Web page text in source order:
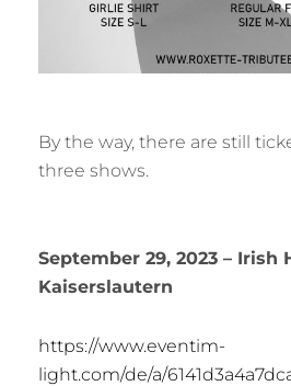
By the way, there are still
three shows.
September 29, 2023 – Irish
Kaiserslautern
https://www.eventim-
light.com/de/a/